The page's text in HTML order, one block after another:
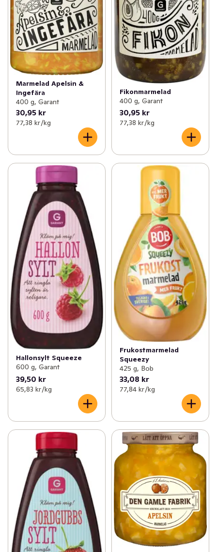
Marmelad Apelsin &
Ingefära
400 g, Garant
30,95 kr
77,38 kr /kg
Fikonmarmelad
400 g, Garant
30,95 kr
77,38 kr /kg
Hallonsylt Squeeze
600 g, Garant
39,50 kr
65,83 kr /kg
Frukostmarmelad
Squeezy
425 g, Bob
33,08 kr
77,84 kr /kg